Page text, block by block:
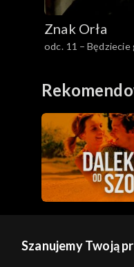
Znak Orła
odc. 11 – Będziecie
Szanujemy Twoją